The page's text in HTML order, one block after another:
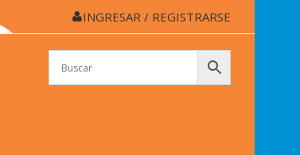
INGRESAR / REGISTRARSE